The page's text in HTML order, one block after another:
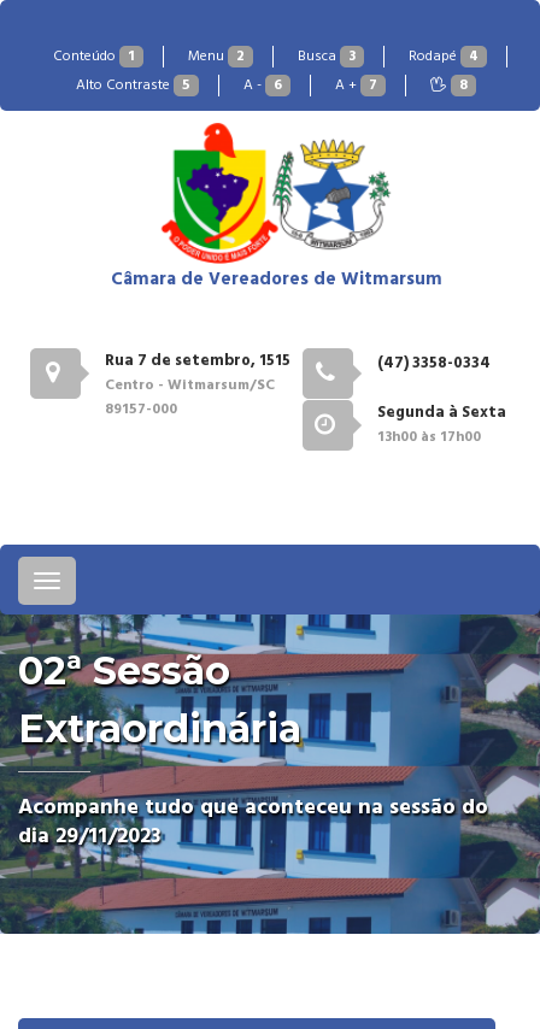
Conteúdo 1 Menu 2 Busca 3 Rodapé 4
Alto Contraste 5 A - 6 A + 7 8
Câmara de Vereadores de Witmarsum
Rua 7 de setembro, 1515
Centro - Witmarsum/SC
89157-000
(47) 3358-0334
Segunda à Sexta
13h00 às 17h00
Toggle
navigation
02ª Sessão
Extraordinária
Acompanhe tudo que aconteceu na sessão do
dia 29/11/2023